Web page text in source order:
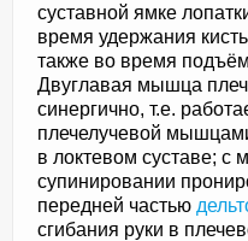
суставной ямке
время удержания
также во время
Двуглавая мышца
синергично, т.е.
плечелучевой
в локтевом суставе;
супинировании
передней частью
сгибания руки в